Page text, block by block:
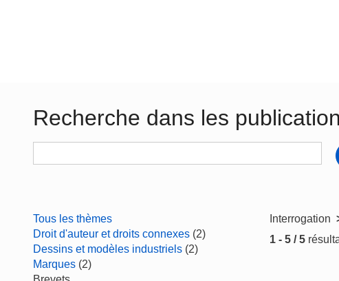
Recherche dans les
Tous les thèmes
Droit d'auteur et droits connexes (2)
Dessins et modèles industriels (2)
Marques (2)
Interrogation
1 - 5 / 5